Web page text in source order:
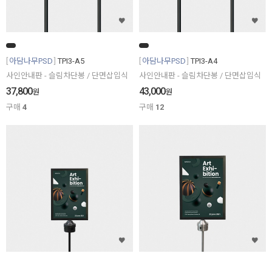
아담나무PSD TPI3-A5
사인안내판 - 슬림차단봉 / 단면삽입식
37,800원
구매 4
아담나무PSD TPI3-A4
사인안내판 - 슬림차단봉 / 단면삽입식
43,000원
구매 12